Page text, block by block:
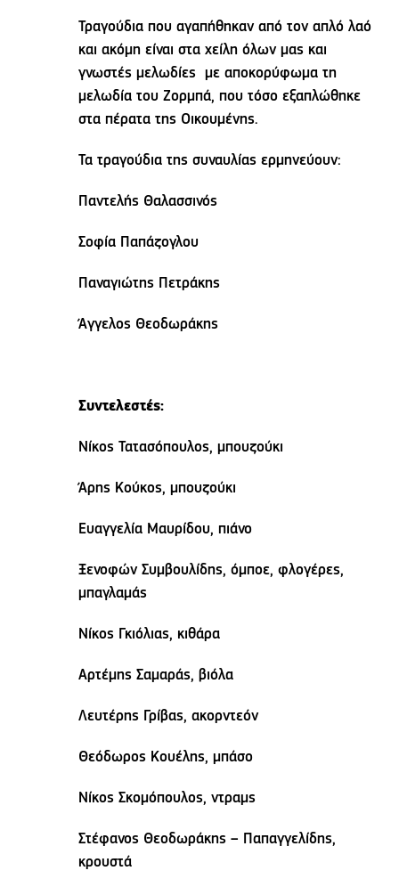
Τραγούδια που αγαπήθηκαν από τον απλό λαό
και ακόμη είναι στα χείλη όλων μας και
γνωστές μελωδίες με αποκορύφωμα τη
μελωδία του Ζορμπά, που τόσο εξαπλώθηκε
στα πέρατα της Οικουμένης.
Τα τραγούδια της συναυλίας ερμηνεύουν:
Παντελής Θαλασσινός
Σοφία Παπάζογλου
Παναγιώτης Πετράκης
Άγγελος Θεοδωράκης
Συντελεστές:
Νίκος Τατασόπουλος, μπουζούκι
Άρης Κούκος, μπουζούκι
Ευαγγελία Μαυρίδου, πιάνο
Ξενοφών Συμβουλίδης, όμποε, φλογέρες,
μπαγλαμάς
Νίκος Γκιόλιας, κιθάρα
Αρτέμης Σαμαράς, βιόλα
Λευτέρης Γρίβας, ακορντεόν
Θεόδωρος Κουέλης, μπάσο
Νίκος Σκομόπουλος, ντραμς
Στέφανος Θεοδωράκης – Παπαγγελίδης,
κρουστά